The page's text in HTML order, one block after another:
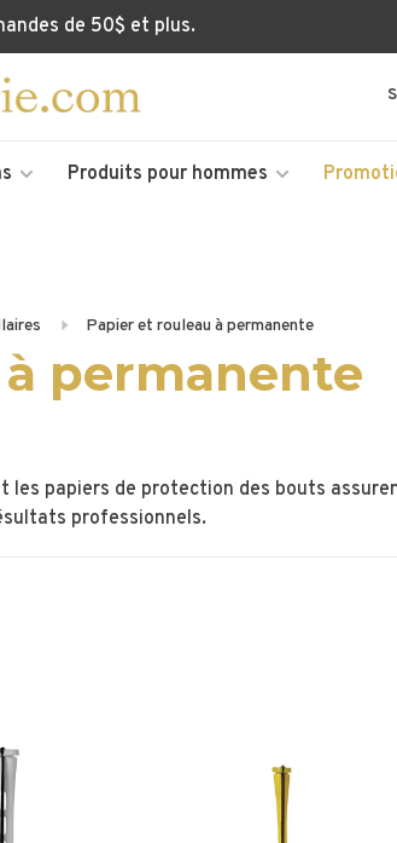
de 50$ et plus.
Produits pour hommes
Papier et rouleau à permanente
permanente
les papiers de protection des bouts
professionnels.